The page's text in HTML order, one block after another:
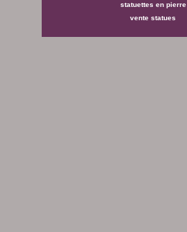
statuettes en pierre
vente statues